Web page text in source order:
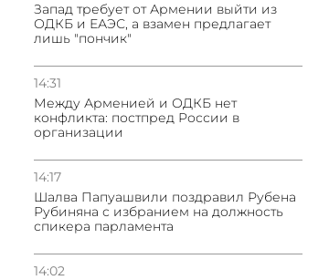
Запад требует от Армении выйти из
ОДКБ и ЕАЭС, а взамен предлагает
лишь "пончик"
14:31
Между Арменией и ОДКБ нет
конфликта: постпред России в
организации
14:17
Шалва Папуашвили поздравил Рубена
Рубиняна с избранием на должность
спикера парламента
14:02